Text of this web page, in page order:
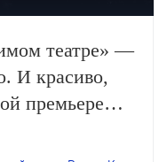
театре» —
И красиво,
премьере
лет —